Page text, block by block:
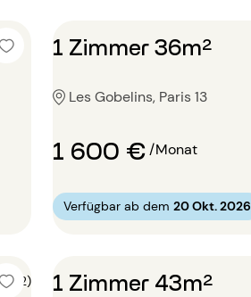
1 Zimmer 36m²
Les Gobelins, Paris 13
1 600 €/Monat
Verfügbar ab dem 20 Okt. 2026
5 (2) 1 Zimmer 43m²